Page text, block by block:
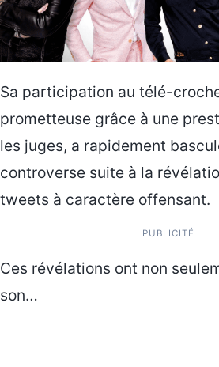
Sa participation au télé-
prometteuse grâce à une
les juges, a rapidement
controverse suite à la
tweets à caractère offensant.
PUBLICITÉ
Ces révélations ont non
son…